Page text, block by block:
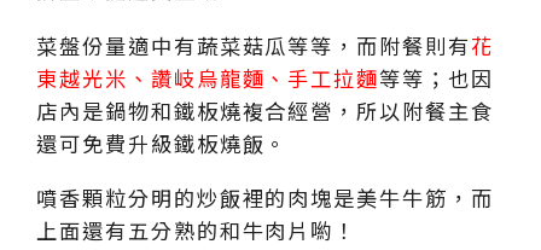
菜盤份量適中有蔬菜菇瓜等等，而附餐則有花
東越光米、讚岐烏龍麵、手工拉麵等等；也因
店內是鍋物和鐵板燒複合經營，所以附餐主食
還可免費升級鐵板燒飯。
噴香顆粒分明的炒飯裡的肉塊是美牛牛筋，而
上面還有五分熟的和牛肉片喲！